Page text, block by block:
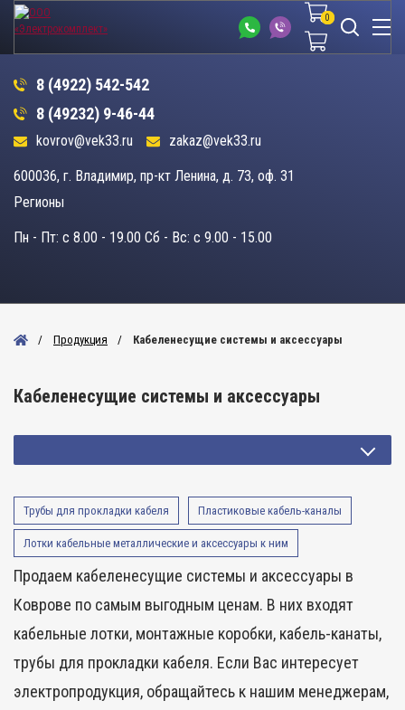
8 (4922) 542-542
8 (49232) 9-46-44
kovrov@vek33.ru zakaz@vek33.ru
600036, г. Владимир, пр-кт Ленина, д. 73, оф. 31
Регионы
Пн - Пт: c 8.00 - 19.00 Сб - Вс: c 9.00 - 15.00
00
Продукция Кабеленесущие системы и аксессуары
Кабеленесущие системы и аксессуары
Трубы для прокладки кабеля Пластиковые кабель-каналы
Лотки кабельные металлические и аксессуары к ним
Продаем кабеленесущие системы и аксессуары в
Коврове по самым выгодным ценам. В них входят
кабельные лотки, монтажные коробки, кабель-канаты,
трубы для прокладки кабеля. Если Вас интересует
электропродукция, обращайтесь к нашим менеджерам,